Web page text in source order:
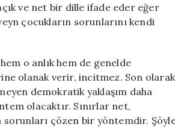
ve net bir dille ifade eder eğer
çocukların sorunlarını kendi
o anlık hem de genelde
olanak verir, incitmez. Son olarak
demokratik yaklaşım daha
olacaktır. Sınırlar net,
sorunları çözen bir yöntemdir.